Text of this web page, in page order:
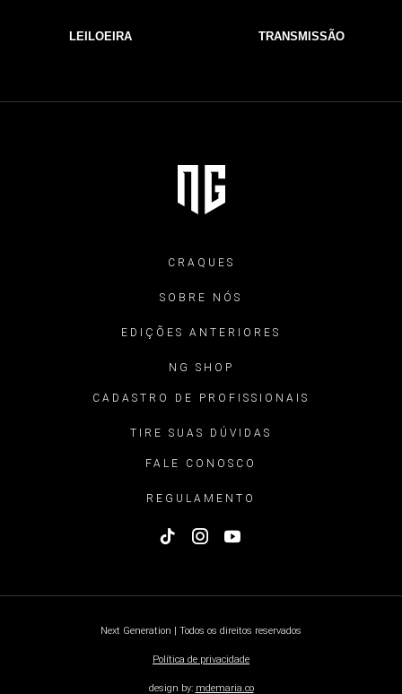
LEILOEIRA TRANSMISSÃO
CRAQUES
SOBRE NÓS
EDIÇÕES ANTERIORES
NG SHOP
CADASTRO DE PROFISSIONAIS
TIRE SUAS DÚVIDAS
FALE CONOSCO
REGULAMENTO
Next Generation | Todos os direitos reservados
Política de privacidade
design by: mdemaria.co